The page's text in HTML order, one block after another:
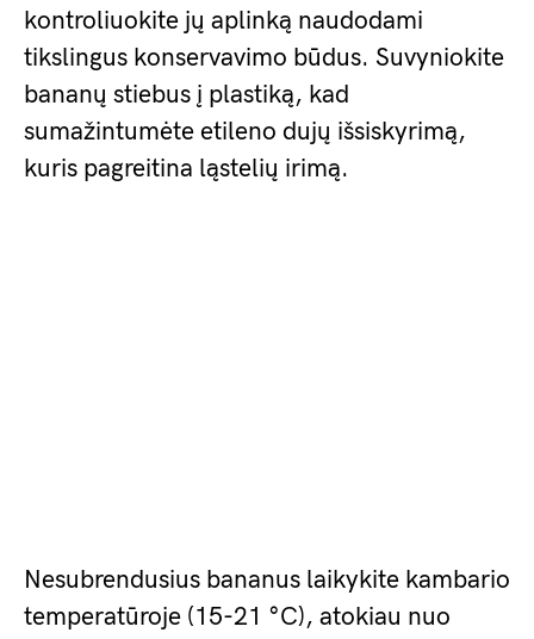
kontroliuokite jų aplinką naudodami
tikslingus konservavimo būdus. Suvyniokite
bananų stiebus į plastiką, kad
sumažintumėte etileno dujų išsiskyrimą,
kuris pagreitina ląstelių irimą.
Nesubrendusius bananus laikykite kambario
temperatūroje (15-21 °C), atokiau nuo